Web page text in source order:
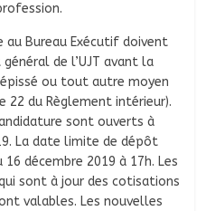
au Bureau Exécutif doivent
de l’UJT avant la
ou tout autre moyen
du Règlement intérieur).
sont ouverts à
La date limite de dépôt
décembre 2019 à 17h. Les
sont à jour des cotisations
valables. Les nouvelles